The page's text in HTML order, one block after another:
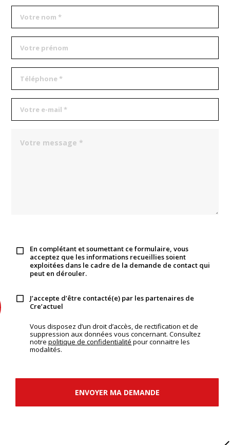
En complétant et soumettant ce formulaire, vous
acceptez que les informations recueillies soient
exploitées dans le cadre de la demande de contact qui
peut en dérouler.
J’accepte d’être contacté(e) par les partenaires de
Cre’actuel
Vous disposez d’un droit d’accès, de rectification et de
suppression aux données vous concernant. Consultez
notrepolitique de confidentialité pour connaitre les
modalités.
ENVOYER MA DEMANDE